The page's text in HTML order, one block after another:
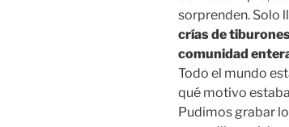
sorprenden. Solo
crías de
comunidad
Todo el mundo
qué motivo
Pudimos grabar